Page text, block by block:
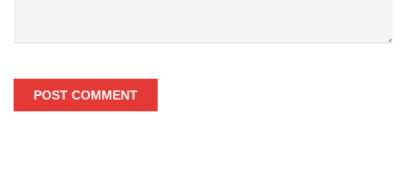
POST COMMENT